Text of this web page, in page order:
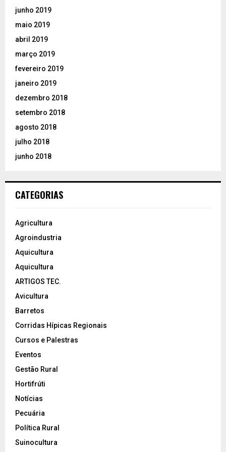
junho 2019
maio 2019
abril 2019
março 2019
fevereiro 2019
janeiro 2019
dezembro 2018
setembro 2018
agosto 2018
julho 2018
junho 2018
CATEGORIAS
Agricultura
Agroindustria
Aquicultura
Aquicultura
ARTIGOS TEC.
Avicultura
Barretos
Corridas Hípicas Regionais
Cursos e Palestras
Eventos
Gestão Rural
Hortifrúti
Notícias
Pecuária
Política Rural
Suinocultura